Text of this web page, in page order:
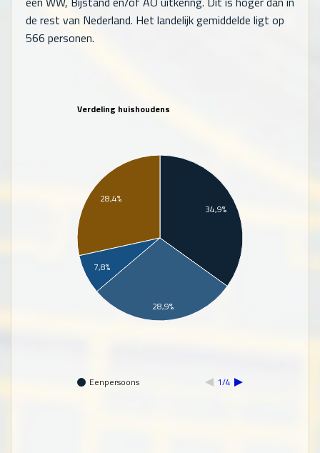
de rest van Nederland. Het landelijk gemiddelde ligt op
566 personen.
Verdeling huishoudens
Eenpersoons 1/4
34,9%
28,4%
7,8%
28,9%